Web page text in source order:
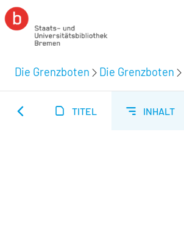
Die Grenzboten Die Grenzboten
TITEL INHALT